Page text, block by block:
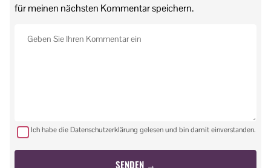
für meinen nächsten Kommentar speichern.
Ich habe die Datenschutzerklärung gelesen und bin damit einverstanden.